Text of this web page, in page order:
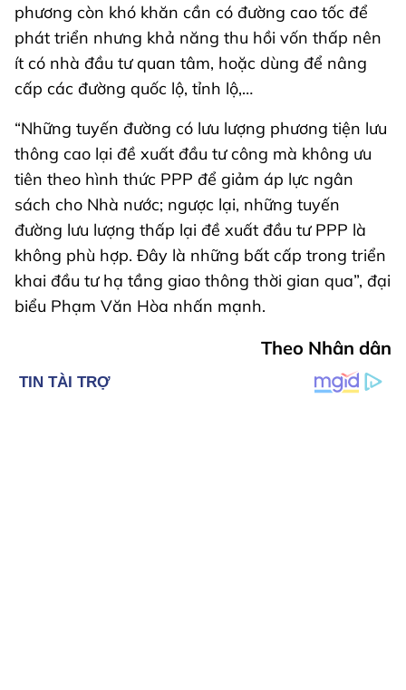
phương còn khó khăn cần có đường cao tốc để
phát triển nhưng khả năng thu hồi vốn thấp nên
ít có nhà đầu tư quan tâm, hoặc dùng để nâng
cấp các đường quốc lộ, tỉnh lộ,…
“Những tuyến đường có lưu lượng phương tiện lưu
thông cao lại đề xuất đầu tư công mà không ưu
tiên theo hình thức PPP để giảm áp lực ngân
sách cho Nhà nước; ngược lại, những tuyến
đường lưu lượng thấp lại đề xuất đầu tư PPP là
không phù hợp. Đây là những bất cấp trong triển
khai đầu tư hạ tầng giao thông thời gian qua”, đại
biểu Phạm Văn Hòa nhấn mạnh.
Theo Nhân dân